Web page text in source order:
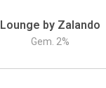
Lounge by Zalando
Gem. 2%